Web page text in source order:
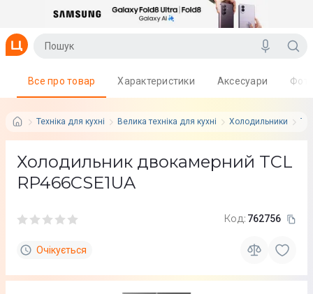
Техніка для кухні Велика техніка для кухні Холодильники
Все про товар Характеристики Аксесуари
Холодильник двокамерний TCL
RP466CSE1UA
Код: 762756
Очікується